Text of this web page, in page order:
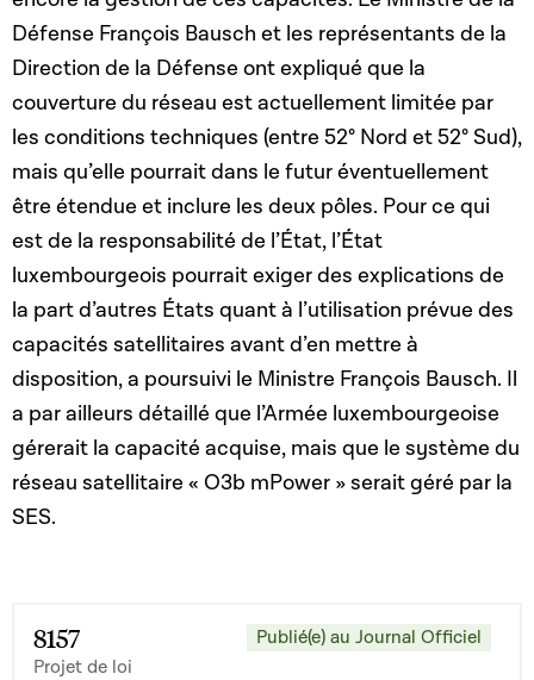
Défense François Bausch et les représentants de la
Direction de la Défense ont expliqué que la
couverture du réseau est actuellement limitée par
les conditions techniques (entre 52° Nord et 52° Sud),
mais qu’elle pourrait dans le futur éventuellement
être étendue et inclure les deux pôles. Pour ce qui
est de la responsabilité de l’État, l’État
luxembourgeois pourrait exiger des explications de
la part d’autres États quant à l’utilisation prévue des
capacités satellitaires avant d’en mettre à
disposition, a poursuivi le Ministre François Bausch. Il
a par ailleurs détaillé que l’Armée luxembourgeoise
gérerait la capacité acquise, mais que le système du
réseau satellitaire « O3b mPower » serait géré par la
SES.
8157
Projet de loi
Publié(e) au Journal Officiel